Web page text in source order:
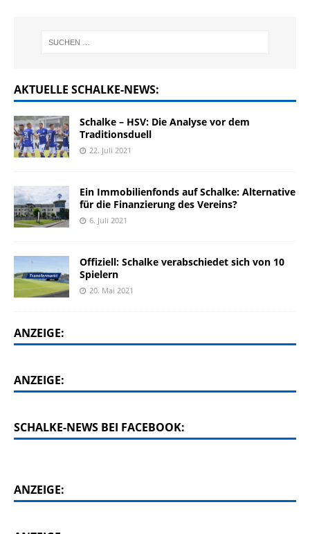
AKTUELLE SCHALKE-NEWS:
Schalke – HSV: Die Analyse vor dem
Traditionsduell
22. Juli 2021
Ein Immobilienfonds auf Schalke: Alternative
für die Finanzierung des Vereins?
6. Juli 2021
Offiziell: Schalke verabschiedet sich von 10
Spielern
20. Mai 2021
ANZEIGE:
ANZEIGE:
SCHALKE-NEWS BEI FACEBOOK:
ANZEIGE: